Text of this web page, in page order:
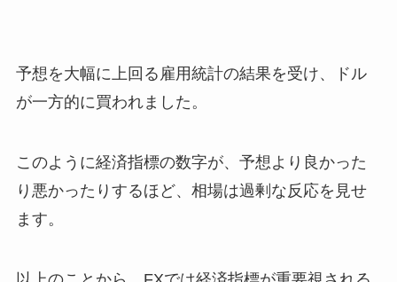
予想を大幅に上回る雇用統計の結果を受け、ドル
が一方的に買われました。
このように経済指標の数字が、予想より良かった
り悪かったりするほど、相場は過剰な反応を見せ
ます。